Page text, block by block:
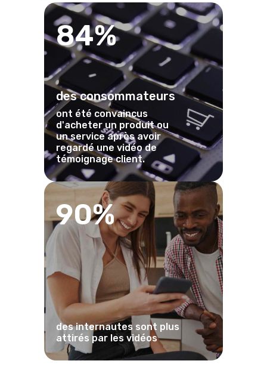
84%
des consommateurs
ont été convaincus
d'acheter un produit ou
un service après avoir
regardé une vidéo de
témoignage client.
90%
des internautes sont plus
attirés par les vidéos